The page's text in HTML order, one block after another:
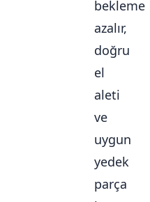
bekleme
azalır,
doğru
el
aleti
ve
uygun
yedek
parça